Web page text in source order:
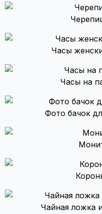
Часы
Часы на
Фото бачок
Чайная ложка